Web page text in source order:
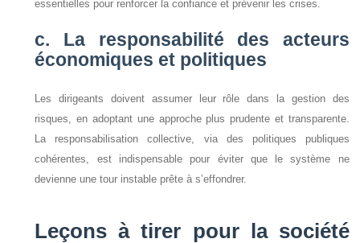
essentielles pour renforcer la confiance et prévenir les crises.
c. La responsabilité des acteurs
économiques et politiques
Les dirigeants doivent assumer leur rôle dans la gestion des
risques, en adoptant une approche plus prudente et transparente.
La responsabilisation collective, via des politiques publiques
cohérentes, est indispensable pour éviter que le système ne
devienne une tour instable prête à s’effondrer.
Leçons à tirer pour la société